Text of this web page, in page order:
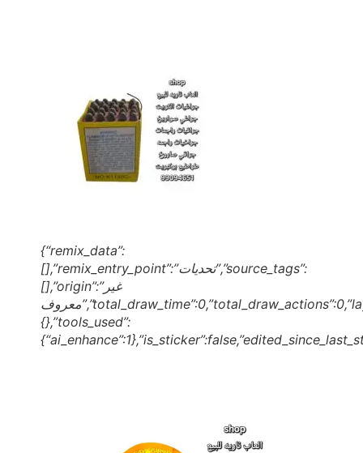
{“remix_data”:
[],”remix_entry_point”:”تحديات”,”source_tags”:
[],”origin”:”غير
معروف”,”total_draw_time”:0,”total_draw_actions”:0,”layers_used”:0,”brushes_used”:0,”photos_added”:0,”total_editor_actions”:
{},”tools_used”: